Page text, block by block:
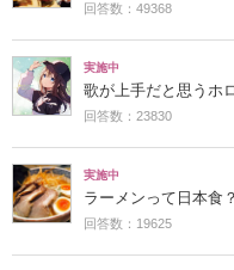
回答数：49368
実施中
歌が上手だと思うホ
回答数：23830
実施中
ラーメンって日本食
回答数：19625